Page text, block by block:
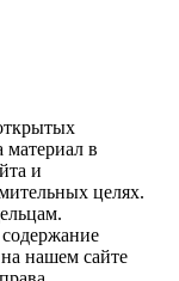
в
и
целях.
нашем сайте